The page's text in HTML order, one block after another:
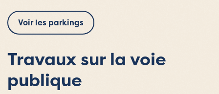
Voir les parkings
Travaux sur la voie
publique